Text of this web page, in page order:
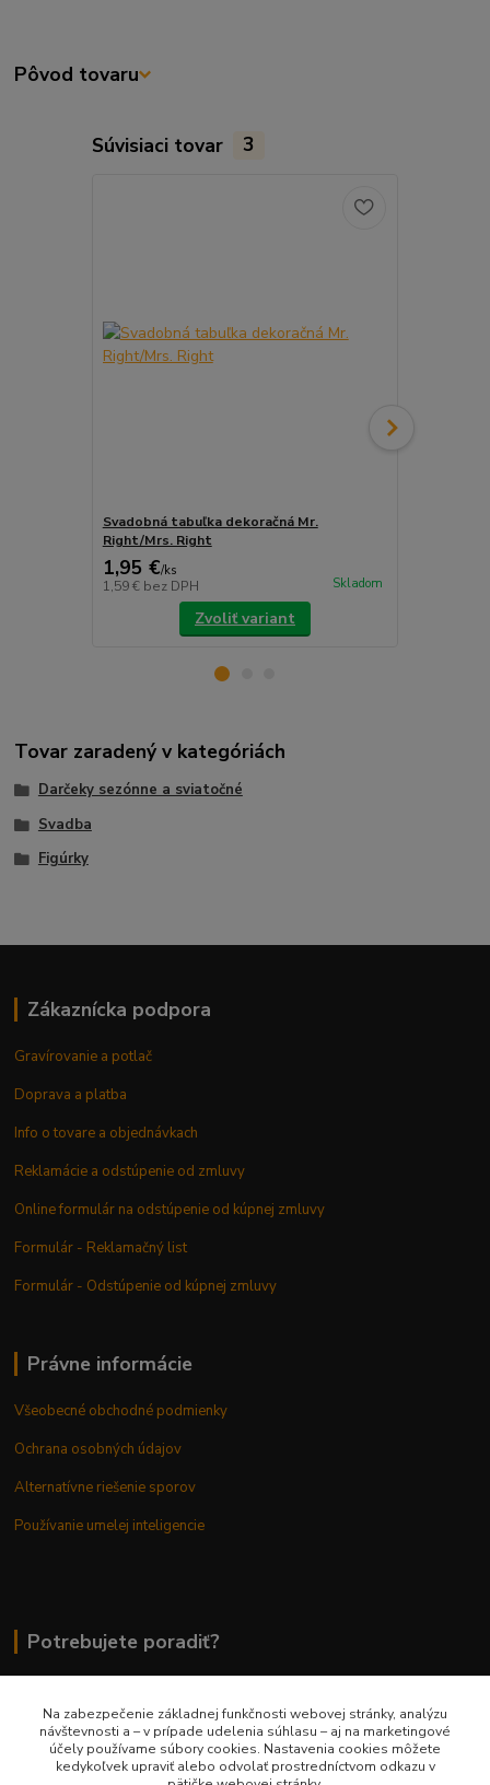
Pôvod tovaru
Súvisiaci tovar 3
Svadobná tabuľka dekoračná Mr.
Right/Mrs. Right
1,95 €/ks
1,59 € bez DPH Skladom
Zvoliť variant
Tovar zaradený v kategóriách
Darčeky sezónne a sviatočné
Svadba
Figúrky
Zákaznícka podpora
Gravírovanie a potlač
Doprava a platba
Info o tovare a objednávkach
Reklamácie a odstúpenie od zmluvy
Online formulár na odstúpenie od kúpnej zmluvy
Formulár - Reklamačný list
Formulár - Odstúpenie od kúpnej zmluvy
Právne informácie
Všeobecné obchodné podmienky
Ochrana osobných údajov
Alternatívne riešenie sporov
Používanie umelej inteligencie
Potrebujete poradiť?
0948 236 042
info@margaretkashop.sk
Na zabezpečenie základnej funkčnosti webovej stránky, analýzu
návštevnosti a – v prípade udelenia súhlasu – aj na marketingové
účely používame súbory cookies. Nastavenia cookies môžete
kedykoľvek upraviť alebo odvolať prostredníctvom odkazu v